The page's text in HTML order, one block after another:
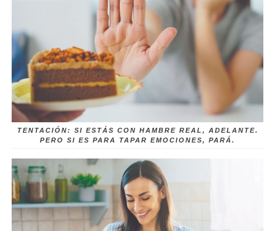
TENTACIÓN: SI ESTÁS CON HAMBRE REAL, ADELANTE.
PERO SI ES PARA TAPAR EMOCIONES, PARÁ.